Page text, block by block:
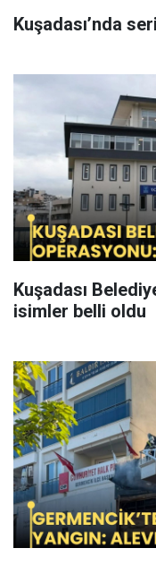
Kuşadası’nda
Kuşadası
isimler belli oldu